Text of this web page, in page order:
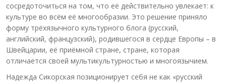
сосредоточиться на том, что её действительно увлекает: к
культуре во всём её многообразии. Это решение приняло
форму трёхязычного культурного блога (русский,
английский, французский), родившегося в сердце Европы – в
Швейцарии, её приёмной стране, стране, которая
отличается своей мультикультурностью и многоязычием.
Надежда Сикорская позиционирует себя не как «русский